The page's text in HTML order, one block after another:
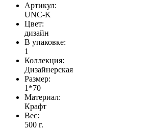
Артикул:
UNC-K
Цвет:
дизайн
В упаковке:
1
Коллекция:
Дизайнерская
Размер:
1*70
Материал:
Крафт
Вес:
500 г.